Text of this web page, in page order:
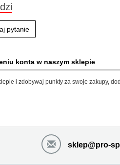
pytanie
konta w naszym sklepie
i zdobywaj punkty za swoje zakupy,
sklep@pro-